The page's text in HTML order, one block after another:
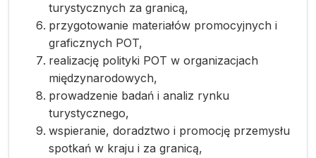
turystycznych za granicą,
przygotowanie materiałów promocyjnych i
graficznych POT,
realizację polityki POT w organizacjach
międzynarodowych,
prowadzenie badań i analiz rynku
turystycznego,
wspieranie, doradztwo i promocję przemysłu
spotkań w kraju i za granicą,